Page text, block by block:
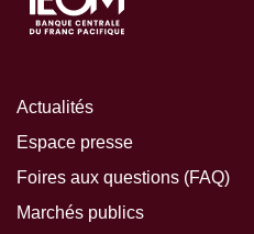
Actualités
Espace presse
Foires aux questions (FAQ)
Marchés publics